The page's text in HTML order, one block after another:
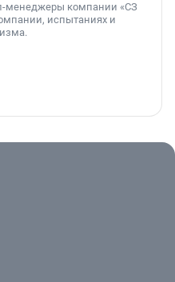
менеджеры компании «СЗ
испытаниях и